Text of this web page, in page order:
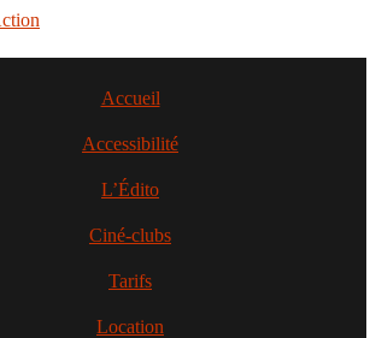
Accueil
Accessibilité
L’Édito
Ciné-clubs
Tarifs
Location